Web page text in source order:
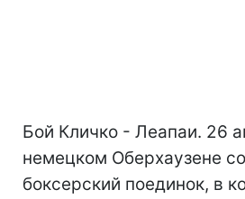
Бой Кличко - Леапаи. 26
немецком Оберхаузене
боксерский поединок, в